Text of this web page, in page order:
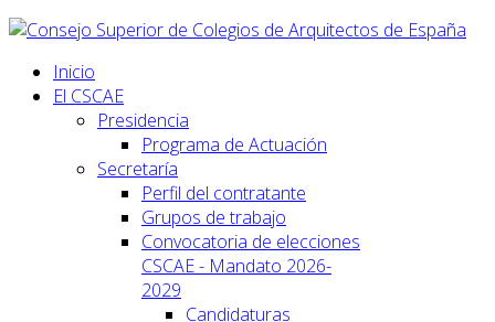
Inicio
El CSCAE
Presidencia
Programa de Actuación
Secretaría
Perfil del contratante
Grupos de trabajo
Convocatoria de elecciones
CSCAE - Mandato 2026-
2029
Candidaturas